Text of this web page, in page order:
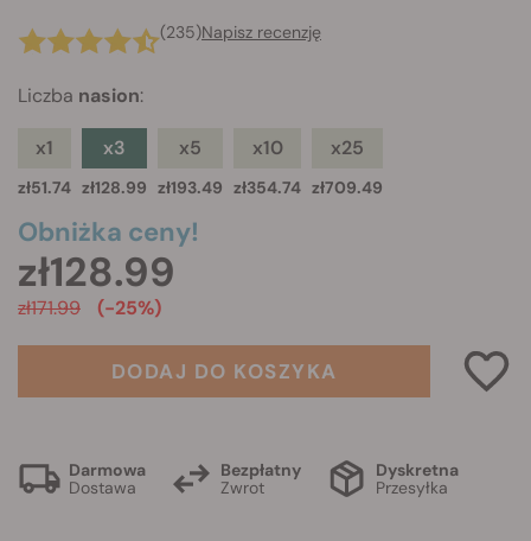
(235)Napisz recenzję
Liczba nasion:
x1
zł51.74
x3
zł128.99
x5
zł193.49
x10
zł354.74
x25
zł709.49
Obniżka ceny!
zł128.99
zł171.99 (-25%)
DODAJ DO KOSZYKA
Darmowa
Dostawa
Bezpłatny
Zwrot
Dyskretna
Przesyłka